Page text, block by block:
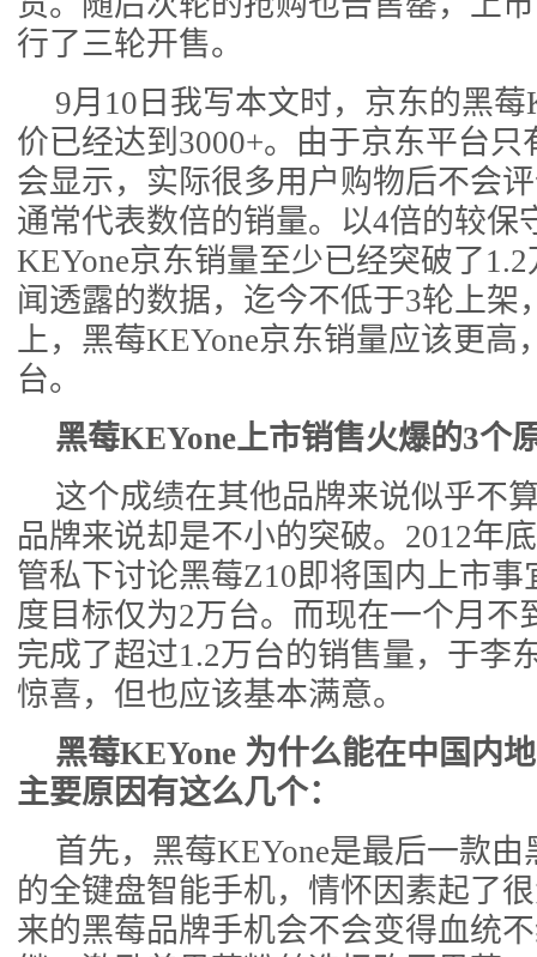
行了三轮开售。
9月10日我写本文时，京东的黑
价已经达到3000+。由于京东平台
会显示，实际很多用户购物后不会
通常代表数倍的销量。以4倍的较保
KEYone京东销量至少已经突破了
闻透露的数据，迄今不低于3轮上架
上，黑莓KEYone京东销量应该更高
台。
黑莓KEYone上市销售火爆的3个
这个成绩在其他品牌来说似乎不
品牌来说却是不小的突破。2012年
管私下讨论黑莓Z10即将国内上市
度目标仅为2万台。而现在一个月不
完成了超过1.2万台的销售量，于李
惊喜，但也应该基本满意。
黑莓KEYone 为什么能在中国内
主要原因有这么几个：
首先，黑莓KEYone是最后一款
的全键盘智能手机，情怀因素起了
来的黑莓品牌手机会不会变得血统